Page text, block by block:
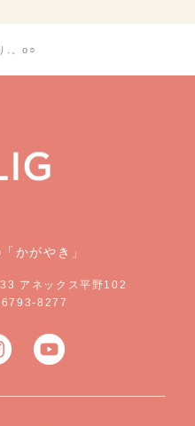
.。o○
かがやき」
アネックス平野102
8277